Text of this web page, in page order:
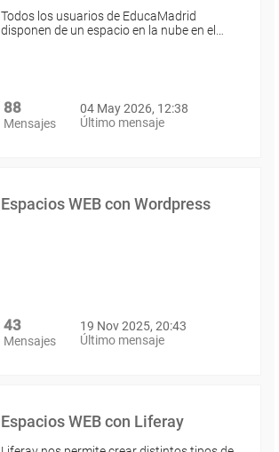
Todos los usuarios de EducaMadrid
disponen de un espacio en la nube en el…
88
Mensajes
04 May 2026, 12:38
Último mensaje
Espacios WEB con Wordpress
43
Mensajes
19 Nov 2025, 20:43
Último mensaje
Espacios WEB con Liferay